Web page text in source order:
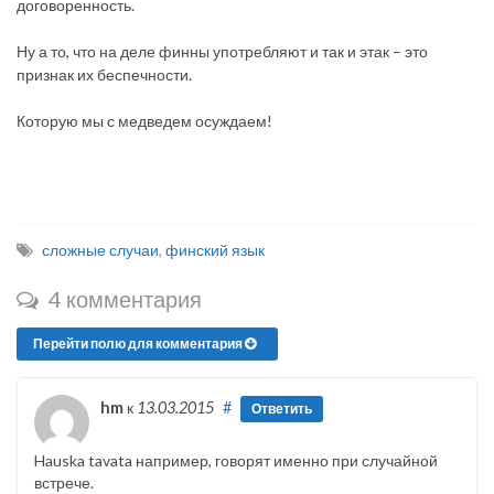
договоренность.
Ну а то, что на деле финны употребляют и так и этак – это
признак их беспечности.
Которую мы с медведем осуждаем!
сложные случаи, финский язык
4 комментария
Перейти полю для комментария
hm к 13.03.2015 # Ответить
Hauska tavata например, говорят именно при случайной
встрече.